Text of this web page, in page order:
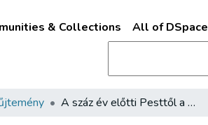
& Collections All of DSpace
A száz év előtti Pesttől a mai Budapestig